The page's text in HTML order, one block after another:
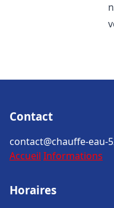
Contact
contact@chauffe-eau-
Accueil Informations
Horaires